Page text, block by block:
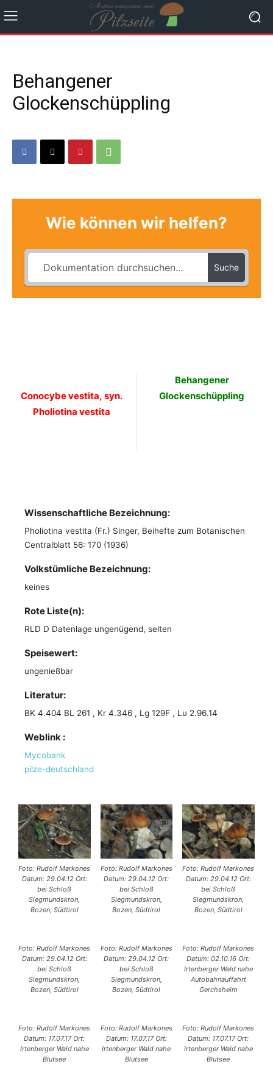
Behangener
Glockenschüppling
Wie können wir helfen?
Suche
Conocybe vestita, syn.
Pholiotina vestita
Behangener
Glockenschüppling
Wissenschaftliche Bezeichnung:
Pholiotina vestita (Fr.) Singer, Beihefte zum Botanischen
Centralblatt 56: 170 (1936)
Volkstümliche Bezeichnung:
keines
Rote Liste(n):
RLD D Datenlage ungenügend, selten
Speisewert:
ungenießbar
Literatur:
BK 4.404 BL 261 , Kr 4.346 , Lg 129F , Lu 2.96.14
Weblink :
Mycobank
pilze-deutschland
Foto: Rudolf Markones
Datum: 29.04.12 Ort:
bei Schloß
Siegmundskron,
Bozen, Südtirol
Foto: Rudolf Markones
Datum: 29.04.12 Ort:
bei Schloß
Siegmundskron,
Bozen, Südtirol
Foto: Rudolf Markones
Datum: 29.04.12 Ort:
bei Schloß
Siegmundskron,
Bozen, Südtirol
Foto: Rudolf Markones
Datum: 29.04.12 Ort:
bei Schloß
Siegmundskron,
Bozen, Südtirol
Foto: Rudolf Markones
Datum: 29.04.12 Ort:
bei Schloß
Siegmundskron,
Bozen, Südtirol
Foto: Rudolf Markones
Datum: 02.10.16 Ort:
Irtenberger Wald nahe
Autobahnauffahrt
Gerchsheim
Foto: Rudolf Markones
Datum: 17.07.17 Ort:
Irtenberger Wald nahe
Blutsee
Foto: Rudolf Markones
Datum: 17.07.17 Ort:
Irtenberger Wald nahe
Blutsee
Foto: Rudolf Markones
Datum: 17.07.17 Ort:
Irtenberger Wald nahe
Blutsee